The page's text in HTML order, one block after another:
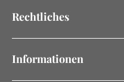
Rechtliches
Informationen